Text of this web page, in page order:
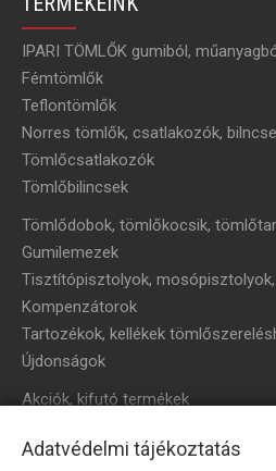
IPARI TÖMLŐK gumiból,
Fémtömlők
Teflontömlők
Norres tömlők, csatlakozók,
Tömlőcsatlakozók
Tömlőbilincsek
Tömlődobok, tömlőkocsik,
Gumilemezek
Tisztítópisztolyok,
Kompenzátorok
Tartozékok, kellékek
Újdonságok
Akciók, kifutó termékek
HÍRLEVÉL
Adatvédelmi tájékoztatás